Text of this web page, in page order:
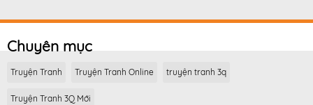
Chuyên mục
Truyện Tranh Truyện Tranh Online truyện tranh 3q
Truyện Tranh 3Q Mới